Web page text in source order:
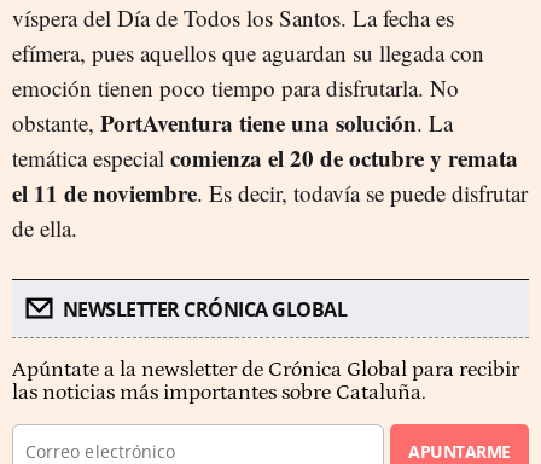
víspera del Día de Todos los Santos. La fecha es
efímera, pues aquellos que aguardan su llegada con
emoción tienen poco tiempo para disfrutarla. No
obstante, PortAventura tiene una solución. La
temática especial comienza el 20 de octubre y remata
el 11 de noviembre. Es decir, todavía se puede disfrutar
de ella.
NEWSLETTER CRÓNICA GLOBAL
Apúntate a la newsletter de Crónica Global para recibir
las noticias más importantes sobre Cataluña.
APUNTARME